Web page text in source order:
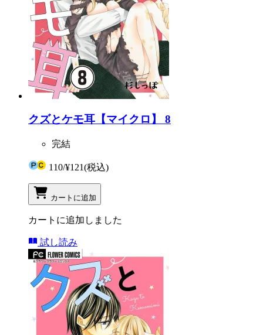
クズとケモ耳【マイクロ】 8
完結
110/¥121(税込)
カートに追加
カートに追加しました
試し読み